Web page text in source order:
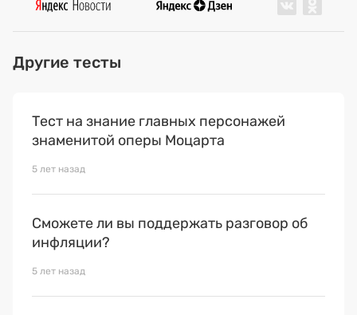
Комментарии
Другие тесты
Тест на знание главных персонажей
знаменитой оперы Моцарта
5 лет назад
Cможете ли вы поддержать разговор об
инфляции?
5 лет назад